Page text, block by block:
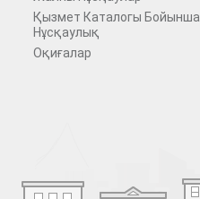
Қызмет Каталогы Бойынша
Нұсқаулық
Оқиғалар